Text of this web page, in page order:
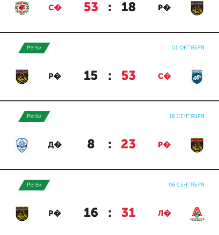
С� 53 : 18 Р�
Регби 01 ОКТЯБРЯ
Р� 15 : 53 С�
Регби 18 СЕНТЯБРЯ
Д� 8 : 23 Р�
Регби 06 СЕНТЯБРЯ
Р� 16 : 31 Л�